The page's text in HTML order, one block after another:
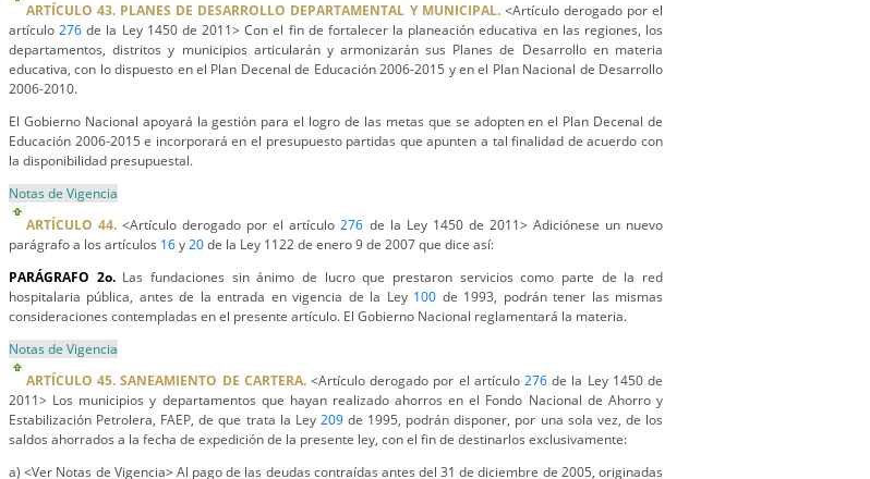
ARTÍCULO 43. PLANES DE DESARROLLO DEPARTAMENTAL Y MUNICIPAL. <Artículo derogado por el
artículo276 de la Ley 1450 de 2011> Con el fin de fortalecer la planeación educativa en las regiones, los
departamentos, distritos y municipios articularán y armonizarán sus Planes de Desarrollo en materia
educativa, con lo dispuesto en el Plan Decenal de Educación 2006-2015 y en el Plan Nacional de Desarrollo
2006-2010.
El Gobierno Nacional apoyará la gestión para el logro de las metas que se adopten en el Plan Decenal de
Educación 2006-2015 e incorporará en el presupuesto partidas que apunten a tal finalidad de acuerdo con
la disponibilidad presupuestal.
Notas de Vigencia
ARTÍCULO 44. <Artículo derogado por el artículo276 de la Ley 1450 de 2011> Adiciónese un nuevo
parágrafo a los artículos 16y20de la Ley 1122 de enero 9 de 2007 que dice así:
PARÁGRAFO 2o.Las fundaciones sin ánimo de lucro que prestaron servicios como parte de la red
hospitalaria pública, antes de la entrada en vigencia de la Ley 100 de 1993, podrán tener las mismas
consideraciones contempladas en el presente artículo. El Gobierno Nacional reglamentará la materia.
Notas de Vigencia
ARTÍCULO 45. SANEAMIENTO DE CARTERA.<Artículo derogado por el artículo276 de la Ley 1450 de
2011> Los municipios y departamentos que hayan realizado ahorros en el Fondo Nacional de Ahorro y
Estabilización Petrolera, FAEP, de que trata la Ley 209de 1995, podrán disponer, por una sola vez, de los
saldos ahorrados a la fecha de expedición de la presente ley, con el fin de destinarlos exclusivamente:
a) <Ver Notas de Vigencia> Al pago de las deudas contraídas antes del 31 de diciembre de 2005, originadas